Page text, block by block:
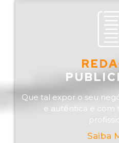
Que tal expor o seu
e autêntica e com
Saiba